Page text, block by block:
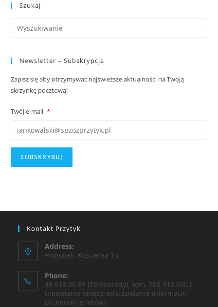
Szukaj
Newsletter – Subskrypcja
Zapisz się aby otrzymywac najświeższe aktualności na Twoją
skrzynkę pocztową!
Twój e-mail *
Kontakt Przytyk
Address:
Podgajek, Kościelna 15
Phone:
48 618 00 69 (Teleporady), kom. 505 413 690 (
umawianie teleporad,udzielanie informacji,
przepisanie leków)